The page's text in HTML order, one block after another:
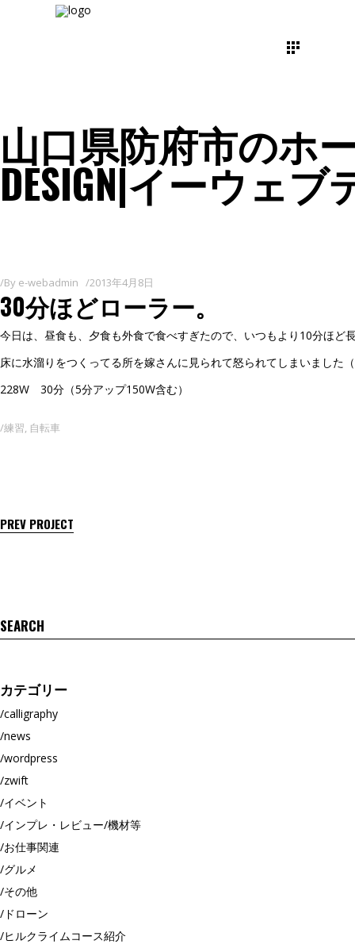
山口県防府市のホ
DESIGN|イーウェ
By e-webadmin 2013年4月8日
30分ほどローラー。
今日は、昼食も、夕食も外食で食べすぎたので、いつもより10分ほど
床に水溜りをつくってる所を嫁さんに見られて怒られてしまいました
228W 30分（5分アップ150W含む）
練習, 自転車
PREV PROJECT
Search
for:
カテゴリー
calligraphy
news
wordpress
zwift
イベント
インプレ・レビュー/機材等
お仕事関連
グルメ
その他
ドローン
ヒルクライムコース紹介